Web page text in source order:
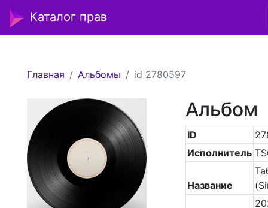
Каталог прав
Главная Альбомы id 2780597
Альбом
ID
Исполнитель
Название